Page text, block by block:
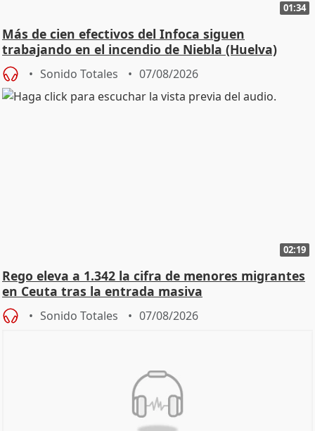
01:34
Más de cien efectivos del Infoca siguen
trabajando en el incendio de Niebla (Huelva)
Sonido Totales 07/08/2026
02:19
Rego eleva a 1.342 la cifra de menores migrantes
en Ceuta tras la entrada masiva
Sonido Totales 07/08/2026